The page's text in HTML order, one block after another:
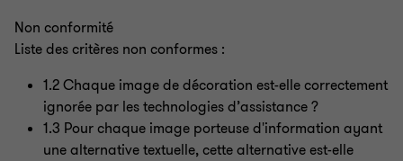
Non conformité
Liste des critères non conformes :
1.2 Chaque image de décoration est-elle correctement
ignorée par les technologies d’assistance?
1.3 Pour chaque image porteuse d'information ayant
une alternative textuelle, cette alternative est-elle